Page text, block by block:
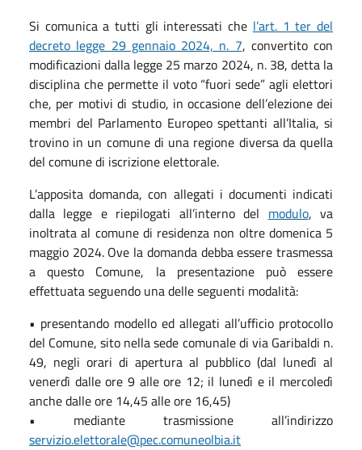
Si comunica a tutti gli interessati che l’art. 1 ter del
decreto legge 29 gennaio 2024, n. 7, convertito con
modificazioni dalla legge 25 marzo 2024, n. 38, detta la
disciplina che permette il voto “fuori sede” agli elettori
che, per motivi di studio, in occasione dell’elezione dei
membri del Parlamento Europeo spettanti all’Italia, si
trovino in un comune di una regione diversa da quella
del comune di iscrizione elettorale.
L’apposita domanda, con allegati i documenti indicati
dalla legge e riepilogati all’interno del modulo, va
inoltrata al comune di residenza non oltre domenica 5
maggio 2024. Ove la domanda debba essere trasmessa
a questo Comune, la presentazione può essere
effettuata seguendo una delle seguenti modalità:
• presentando modello ed allegati all’ufficio protocollo
del Comune, sito nella sede comunale di via Garibaldi n.
49, negli orari di apertura al pubblico (dal lunedì al
venerdì dalle ore 9 alle ore 12; il lunedì e il mercoledì
anche dalle ore 14,45 alle ore 16,45)
• mediante trasmissione all’indirizzo
servizio.elettorale@pec.comuneolbia.it